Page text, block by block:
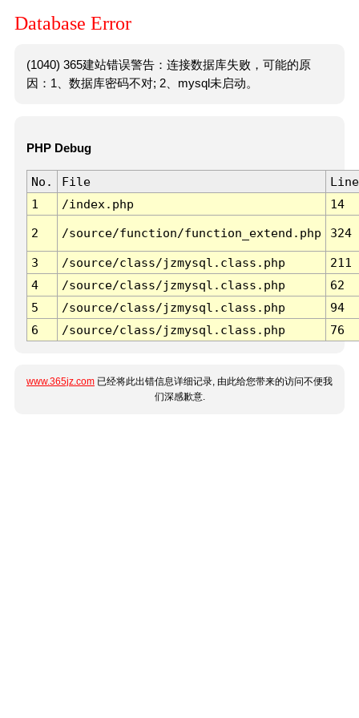
Database Error
(1040) 365建站错误警告：连接数据库失败，可能的原
因：1、数据库密码不对; 2、mysql未启动。
PHP Debug
No. File
Line
1
/index.php 14
2 /source/function/function_extend.php 324
3 /source/class/jzmysql.class.php
211
4
/source/class/jzmysql.class.php
62
5
/source/class/jzmysql.class.php
94
6
/source/class/jzmysql.class.php 76
www.365jz.com 已经将此出错信息详细记录, 由此给您带来的访问不便我
们深感歉意.